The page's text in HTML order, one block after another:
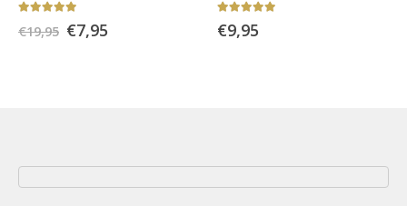
€19,95 Oorspronkelijke
€7,95 €9,95